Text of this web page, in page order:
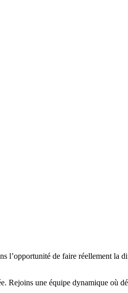
l’opportunité de faire réellement la
une équipe dynamique où